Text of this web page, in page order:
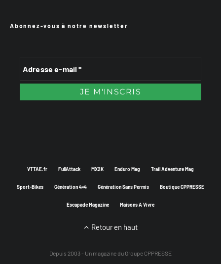
Abonnez-vous à notre newsletter
VTTAE.fr FullAttack MX2K Enduro Mag Trail Adventure Mag
Sport-Bikes Génération 4×4 Génération Sans Permis Boutique CPPRESSE
Escapade Magazine Maisons A Vivre
Retour en haut
Depuis 2003 - Un magazine du Groupe CPPRESSE